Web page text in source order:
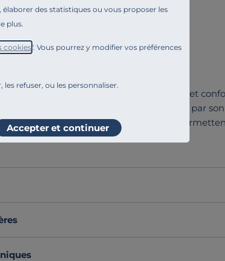
des statistiques ou vous proposer les
plus.
cookies". Vous pourrez y modifier vos préférences
les refuser, ou les personnaliser.
Accepter et continuer
tissu velours
qui apporte douceur et
en bois massif, le canapé Orso se distingue par
intérieur. Ses lignes intemporelles lui
qu'ils soient modernes ou classiques.
à la fois élégant et sobre avec le canapé Orso,